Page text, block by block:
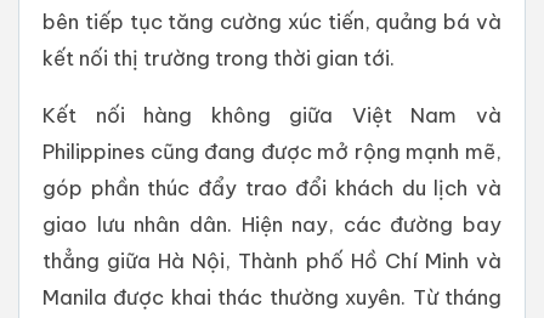
bên tiếp tục tăng cường xúc tiến, quảng bá và
kết nối thị trường trong thời gian tới.
Kết nối hàng không giữa Việt Nam và
Philippines cũng đang được mở rộng mạnh mẽ,
góp phần thúc đẩy trao đổi khách du lịch và
giao lưu nhân dân. Hiện nay, các đường bay
thẳng giữa Hà Nội, Thành phố Hồ Chí Minh và
Manila được khai thác thường xuyên. Từ tháng